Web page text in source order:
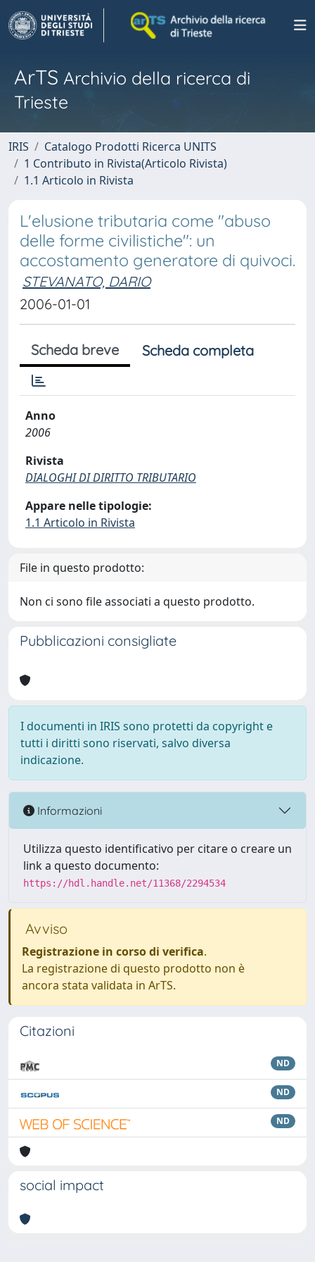
ArTS Archivio della ricerca di
Trieste
IRIS
Catalogo Prodotti Ricerca UNITS
1 Contributo in Rivista(Articolo Rivista)
1.1 Articolo in Rivista
L'elusione tributaria come "abuso
delle forme civilistiche": un
accostamento generatore di quivoci.
STEVANATO, DARIO
2006-01-01
Scheda breve Scheda completa
Anno
2006
Rivista
DIALOGHI DI DIRITTO TRIBUTARIO
Appare nelle tipologie:
1.1 Articolo in Rivista
File in questo prodotto:
Non ci sono file associati a questo prodotto.
Pubblicazioni consigliate
I documenti in IRIS sono protetti da copyright e
tutti i diritti sono riservati, salvo diversa
indicazione.
Informazioni
Utilizza questo identificativo per citare o creare un
link a questo documento:
https://hdl.handle.net/11368/2294534
Avviso
Registrazione in corso di verifica.
La registrazione di questo prodotto non è
ancora stata validata in ArTS.
Citazioni
ND
ND
ND
social impact